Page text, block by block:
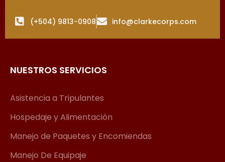
(+504) 9813-0908 info@clarkecorps.com
NUESTROS SERVICIOS
Asistencia a Tripulantes
Hospedaje y Alimentación
Manejo de Paquetes y Encomiendas
Manejo De Equipaje